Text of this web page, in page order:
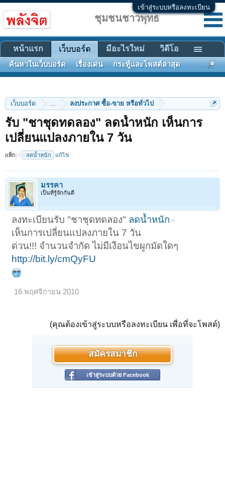
เข้าสู่ระบบหรือลงทะเบียน
เว็บบอร์ด ... ลงประกาศ ซื้อ-ขาย หรือทั่วไป
รับ "ชาชุดทดลอง" ลดน้ำหนัก เห็นการ
เปลี่ยนแปลงภายใน 7 วัน
แท็ก: ลดน้ำหนัก แก้ไข
มรรคา
เป็นที่รู้จักกันดี
ลงทะเบียนรับ "ชาชุดทดลอง" ลดน้ำหนัก
เห็นการเปลี่ยนแปลงภายใน 7 วัน
ด่วน!!! จำนวนจำกัด ไม่มีเงือนไขผูกมัดใดๆ
http://bit.ly/cmQyFU
16 พฤศจิกายน 2010
(คุณต้องเข้าสู่ระบบหรือลงทะเบียน เพื่อที่จะโพสต์)
สมัครสมาชิก
เข้าสู่ระบบด้วย Facebook
ชุมชนชาวพุทธ
หน้าแรก เว็บบอร์ด
ค้นหาในเว็บบอร์ด เรื่องเด่น กระทู้และโพสต์ล่าสุด
มีอะไรใหม่ วิดีโอ